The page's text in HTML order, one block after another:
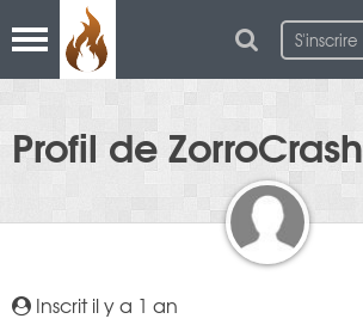
S'inscrire
Profil de ZorroCrash
Inscrit il y a 1 an